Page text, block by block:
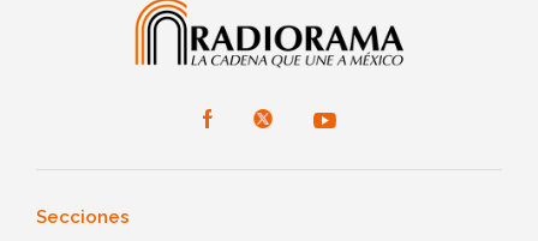
Secciones